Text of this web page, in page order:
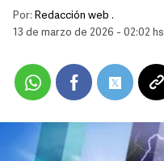
Por: Redacción web .
13 de marzo de 2026 - 02:02 hs